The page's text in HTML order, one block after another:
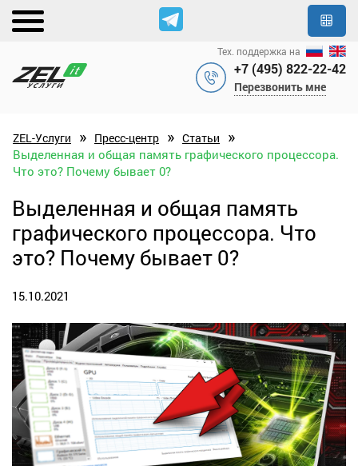
+7 (495) 822-22-42
Перезвонить мне
Тех. поддержка на
ZEL-Услуги » Пресс-центр » Статьи »
Выделенная и общая память графического процессора.
Что это? Почему бывает 0?
Выделенная и общая память
графического процессора. Что
это? Почему бывает 0?
15.10.2021